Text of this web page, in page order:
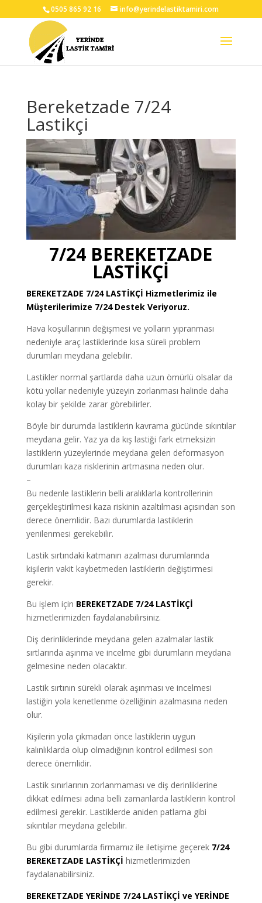
0505 865 92 16 info@yerindelastiktamiri.com
Bereketzade 7/24
Lastikçi
7/24 BEREKETZADE
LASTİKÇİ
BEREKETZADE 7/24 LASTİKÇİ Hizmetlerimiz ile
Müşterilerimize 7/24 Destek Veriyoruz.
Hava koşullarının değişmesi ve yolların yıpranması
nedeniyle araç lastiklerinde kısa süreli problem
durumları meydana gelebilir.
Lastikler normal şartlarda daha uzun ömürlü olsalar da
kötü yollar nedeniyle yüzeyin zorlanması halinde daha
kolay bir şekilde zarar görebilirler.
Böyle bir durumda lastiklerin kavrama gücünde sıkıntılar
meydana gelir. Yaz ya da kış lastiği fark etmeksizin
lastiklerin yüzeylerinde meydana gelen deformasyon
durumları kaza risklerinin artmasına neden olur.
–
Bu nedenle lastiklerin belli aralıklarla kontrollerinin
gerçekleştirilmesi kaza riskinin azaltılması açısından son
derece önemlidir. Bazı durumlarda lastiklerin
yenilenmesi gerekebilir.
Lastik sırtındaki katmanın azalması durumlarında
kişilerin vakit kaybetmeden lastiklerin değiştirmesi
gerekir.
Bu işlem için BEREKETZADE 7/24 LASTİKÇİ
hizmetlerimizden faydalanabilirsiniz.
Diş derinliklerinde meydana gelen azalmalar lastik
sırtlarında aşınma ve incelme gibi durumların meydana
gelmesine neden olacaktır.
Lastik sırtının sürekli olarak aşınması ve incelmesi
lastiğin yola kenetlenme özelliğinin azalmasına neden
olur.
Kişilerin yola çıkmadan önce lastiklerin uygun
kalınlıklarda olup olmadığının kontrol edilmesi son
derece önemlidir.
Lastik sınırlarının zorlanmaması ve diş derinliklerine
dikkat edilmesi adına belli zamanlarda lastiklerin kontrol
edilmesi gerekir. Lastiklerde aniden patlama gibi
sıkıntılar meydana gelebilir.
Bu gibi durumlarda firmamız ile iletişime geçerek 7/24
BEREKETZADE LASTİKÇİ hizmetlerimizden
faydalanabilirsiniz.
BEREKETZADE YERİNDE 7/24 LASTİKÇİ ve YERİNDE